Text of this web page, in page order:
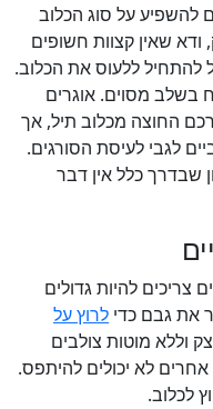
להשפיע על סוג הכלוב
שאין קצוות חשופים
להתחיל ללעוס את הכלוב.
בשלב מסוים. אוגרים
החוצה מכלוב תיל, אך
לגבי לעיסת הסורגים.
שבדרך כלל אין דבר
צריכים להיות גדולים
את גבם כדי לרוץ על
וללא מוטות צולבים
לא יכולים להיתפס.
לכלוב.